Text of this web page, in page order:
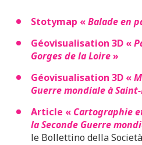
Stotymap «Balade en
Géovisualisation 3D «
Gorges de la Loire»
Géovisualisation 3D «
Guerre mondiale à
Article « Cartographie
la Seconde Guerre
le Bollettino della